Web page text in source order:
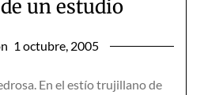
un estudio
1 octubre, 2005
En el estío trujillano de